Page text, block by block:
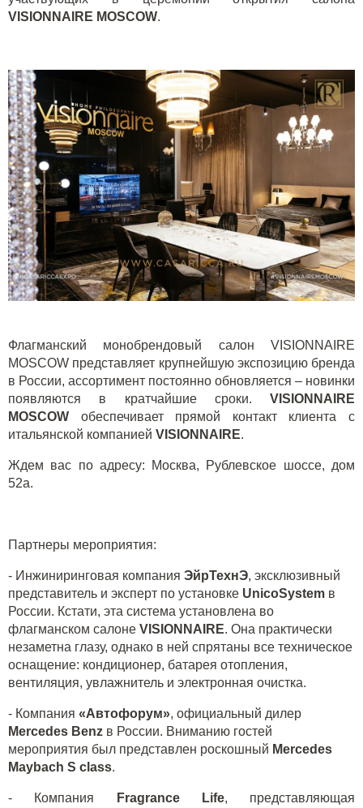
VISIONNAIRE MOSCOW.
Флагманский монобрендовый салон VISIONNAIRE
MOSCOW представляет крупнейшую экспозицию бренда
в России, ассортимент постоянно обновляется – новинки
появляются в кратчайшие сроки. VISIONNAIRE
MOSCOW обеспечивает прямой контакт клиента с
итальянской компанией VISIONNAIRE.
Ждем вас по адресу: Москва, Рублевское шоссе, дом
52а.
Партнеры мероприятия:
- Инжиниринговая компания ЭйрТехнЭ, эксклюзивный
представитель и эксперт по установке UnicoSystem в
России. Кстати, эта система установлена во
флагманском салоне VISIONNAIRE. Она практически
незаметна глазу, однако в ней спрятаны все техническое
оснащение: кондиционер, батарея отопления,
вентиляция, увлажнитель и электронная очистка.
- Компания «Автофорум», официальный дилер
Mercedes Benz в России. Вниманию гостей
мероприятия был представлен роскошный Mercedes
Maybach S class.
- Компания Fragrance Life, представляющая